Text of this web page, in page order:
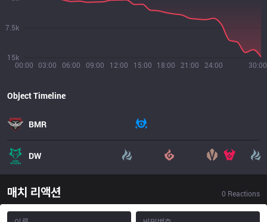
00:00 03:00 06:00 09:00 12:00 15:00 18:00 21:00 24:00 30:00
15k
7.5k
Object Timeline
BMR
DW
매치 리액션 0 Reactions